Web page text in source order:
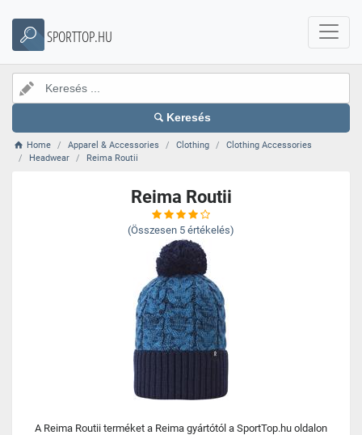
SPORTTOP.HU
Keresés
Home Apparel & Accessories Clothing
Clothing Accessories
Headwear
Reima Routii
Reima Routii
(Összesen 5 értékelés)
A Reima Routii terméket a Reima gyártótól a SportTop.hu oldalon